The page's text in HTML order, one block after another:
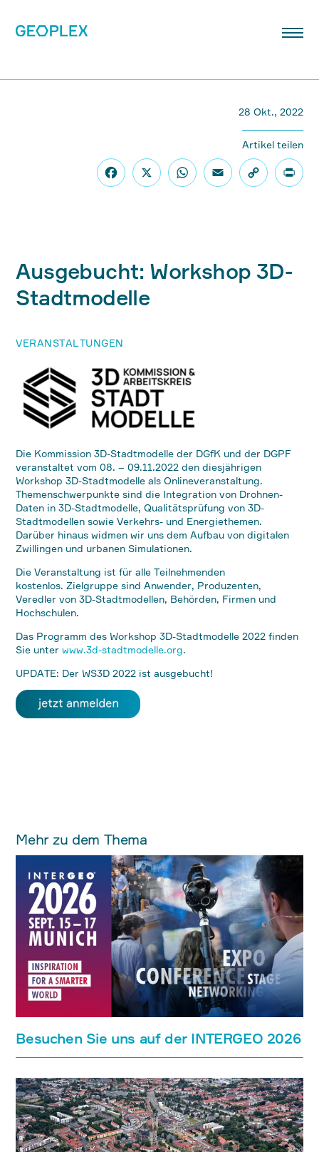
VERANSTALTUNGEN
Ausgebucht: Workshop 3D-
Stadtmodelle
Die Kommission 3D-Stadtmodelle der DGfK und der DGPF
veranstaltet vom 08. – 09.11.2022 den diesjährigen
Workshop 3D-Stadtmodelle als Onlineveranstaltung.
Themenschwerpunkte sind die Integration von Drohnen-
Daten in 3D-Stadtmodelle, Qualitätsprüfung von 3D-
Stadtmodellen sowie Verkehrs- und Energiethemen.
Darüber hinaus widmen wir uns dem Aufbau von digitalen
Zwillingen und urbanen Simulationen.
Die Veranstaltung ist für alle Teilnehmenden
kostenlos. Zielgruppe sind Anwender, Produzenten,
Veredler von 3D-Stadtmodellen, Behörden, Firmen und
Hochschulen.
Das Programm des Workshop 3D-Stadtmodelle 2022 finden
Sie unterwww.3d-stadtmodelle.org.
UPDATE: Der WS3D 2022 ist ausgebucht!
28 Okt., 2022
Artikel teilen
Mehr zu dem Thema
Besuchen Sie uns auf der INTERGEO 2026